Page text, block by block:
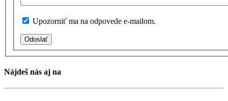
Upozorniť ma na odpovede e-mailom.
Odoslať
Nájdeš nás aj na